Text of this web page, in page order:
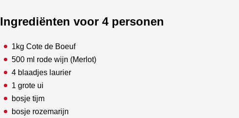
Ingrediënten voor 4 personen
1kg Cote de Boeuf
500 ml rode wijn (Merlot)
4 blaadjes laurier
1 grote ui
bosje tijm
bosje rozemarijn